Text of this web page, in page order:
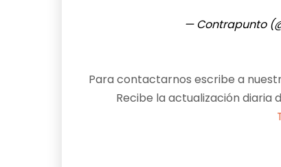
— Contrapunto
Para contactarnos escribe a
Recibe la actualización